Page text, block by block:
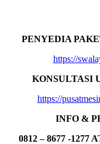
PENYEDIA
https://
KONSULTASI
https://
INFO &
0812 – 8677 -1277